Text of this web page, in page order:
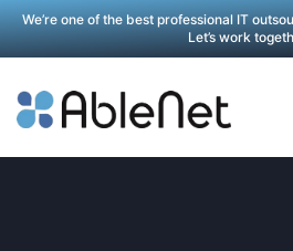
We’re one of the best professional IT
Let’s work